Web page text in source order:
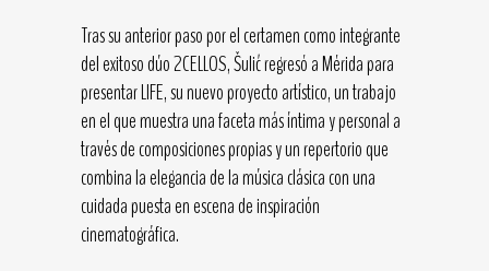
Tras su anterior paso por el certamen como integrante
del exitoso dúo 2CELLOS, Šulić regresó a Mérida para
presentar LIFE, su nuevo proyecto artístico, un trabajo
en el que muestra una faceta más íntima y personal a
través de composiciones propias y un repertorio que
combina la elegancia de la música clásica con una
cuidada puesta en escena de inspiración
cinematográfica.